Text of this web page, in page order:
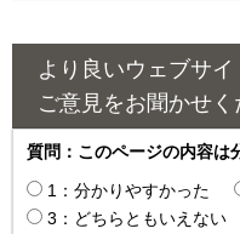
より良いウェブサ
ご意見をお聞かせく
質問：このページの内容は
1：分かりやすかった
3：どちらともいえない